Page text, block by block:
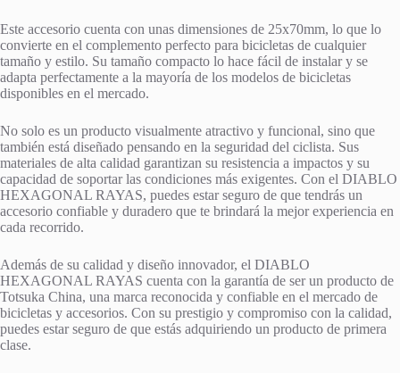
Este accesorio cuenta con unas dimensiones de 25x70mm, lo que lo
convierte en el complemento perfecto para bicicletas de cualquier
tamaño y estilo. Su tamaño compacto lo hace fácil de instalar y se
adapta perfectamente a la mayoría de los modelos de bicicletas
disponibles en el mercado.
No solo es un producto visualmente atractivo y funcional, sino que
también está diseñado pensando en la seguridad del ciclista. Sus
materiales de alta calidad garantizan su resistencia a impactos y su
capacidad de soportar las condiciones más exigentes. Con el DIABLO
HEXAGONAL RAYAS, puedes estar seguro de que tendrás un
accesorio confiable y duradero que te brindará la mejor experiencia en
cada recorrido.
Además de su calidad y diseño innovador, el DIABLO
HEXAGONAL RAYAS cuenta con la garantía de ser un producto de
Totsuka China, una marca reconocida y confiable en el mercado de
bicicletas y accesorios. Con su prestigio y compromiso con la calidad,
puedes estar seguro de que estás adquiriendo un producto de primera
clase.